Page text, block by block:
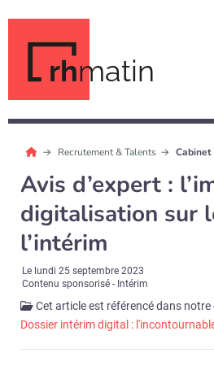
rhmatin
Recrutement & Talents
Avis d’expert :
digitalisation sur
l’intérim
Le lundi 25 septembre 2023
Contenu sponsorisé - Intérim
Cet article est référencé dans notre
Dossier intérim digital :